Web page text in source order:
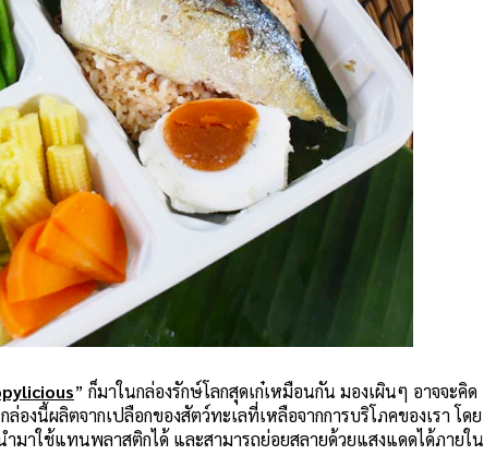
” ก็มาในกล่องรักษ์โลกสุดเก๋เหมือนกัน มองเผินๆ อาจจะคิด
งนี้ผลิตจากเปลือกของสัตว์ทะเลที่เหลือจากการบริโภคของเรา โดย
ำมาใช้แทนพลาสติกได้ และสามารถย่อยสลายด้วยแสงแดดได้ภายใน